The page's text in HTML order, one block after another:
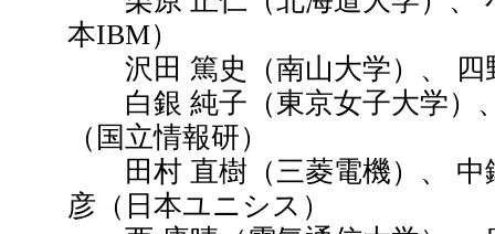
本IBM）
沢田 篤史（南山大学）、 四
白銀 純子（東京女子大学）
（国立情報研）
田村 直樹（三菱電機）、 中
彦（日本ユニシス）